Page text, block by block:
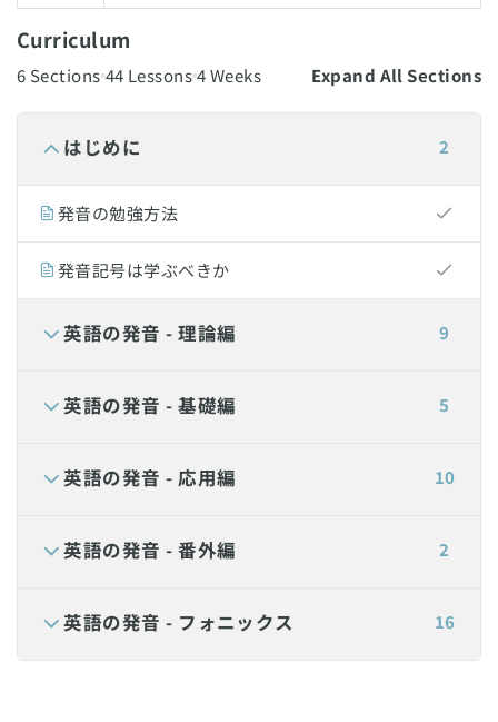
Curriculum
6 Sections 44 Lessons4 Weeks Expand All Sections
はじめに 2
発音の勉強方法
発音記号は学ぶべきか
英語の発音 - 理論編 9
英語の発音 - 基礎編 5
英語の発音 - 応用編 10
英語の発音 - 番外編 2
英語の発音 - フォニックス 16